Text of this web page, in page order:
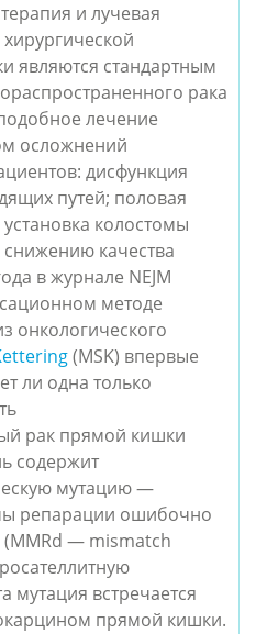
и лучевая
являются стандартным
рака
лечение
осложнений
дисфункция
путей; половая
колостомы
снижению качества
в журнале NEJM
методе
онкологического
(MSK) впервые
ли одна только
рак прямой кишки
содержит
мутацию —
репарации ошибочно
(MMRd — mismatch
мутация встречается
прямой кишки.